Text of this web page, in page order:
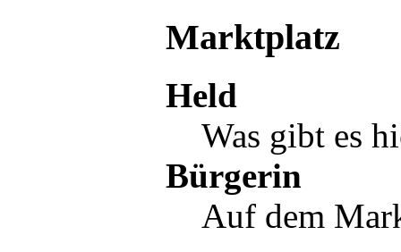
Marktplatz
Held
Was gibt es
Bürgerin
Auf dem